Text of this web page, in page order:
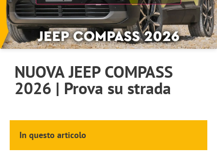
NUOVA JEEP COMPASS
2026 | Prova su strada
In questo articolo